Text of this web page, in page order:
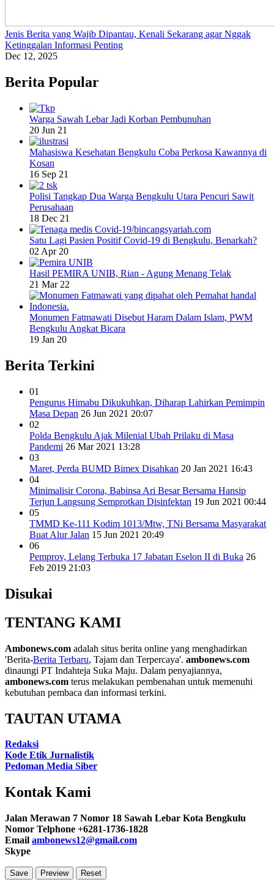
Jenis Berita yang Wajib Dipantau, Kenali Sekarang agar Nggak
Ketinggalan Informasi Penting
Dec 12, 2025
Berita Popular
Warga Sawah Lebar Jadi Korban Pembunuhan
20 Jun 21
Mahasiswa Kesehatan Bengkulu Coba Perkosa Kawannya di
Kosan
16 Sep 21
Polisi Tangkap Dua Warga Bengkulu Utara Pencuri Sawit
Perusahaan
18 Dec 21
Satu Lagi Pasien Positif Covid-19 di Bengkulu, Benarkah?
02 Apr 20
Hasil PEMIRA UNIB, Rian - Agung Menang Telak
21 Mar 22
Monumen Fatmawati Disebut Haram Dalam Islam, PWM
Bengkulu Angkat Bicara
19 Jan 20
Berita Terkini
01
Pengurus Himabu Dikukuhkan, Diharap Lahirkan Pemimpin
Masa Depan 26 Jun 2021 20:07
02
Polda Bengkulu Ajak Milenial Ubah Prilaku di Masa
Pandemi 26 Mar 2021 13:28
03
Maret, Perda BUMD Bimex Disahkan 20 Jan 2021 16:43
04
Minimalisir Corona, Babinsa Ari Besar Bersama Hansip
Terjun Langsung Semprotkan Disinfektan 19 Jun 2021 00:44
05
TMMD Ke-111 Kodim 1013/Mtw, TNi Bersama Masyarakat
Buat Alur Jalan 15 Jun 2021 20:49
06
Pemprov, Lelang Terbuka 17 Jabatan Eselon II di Buka 26
Feb 2019 21:03
Disukai
TENTANG KAMI
Ambonews.com adalah situs berita online yang menghadirkan
'Berita-Berita Terbaru, Tajam dan Terpercaya'. ambonews.com
dinaungi PT Indahteja Suka Maju. Dalam penyajiannya,
ambonews.com terus melakukan pembenahan untuk memenuhi
kebutuhan pembaca dan informasi terkini.
TAUTAN UTAMA
Redaksi
Kode Etik Jurnalistik
Pedoman Media Siber
Kontak Kami
Jalan Merawan 7 Nomor 18 Sawah Lebar Kota Bengkulu
Nomor Telphone +6281-1736-1828
Email ambonews12@gmail.com
Skype